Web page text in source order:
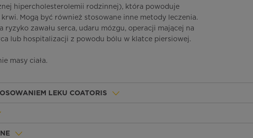
hipercholesterolemii rodzinnej), która powoduje
Mogą być również stosowane inne metody leczenia.
ryzyko zawału serca, udaru mózgu, operacji mającej na
lub hospitalizacji z powodu bólu w klatce piersiowej.
masy ciała.
LEKU COATORIS